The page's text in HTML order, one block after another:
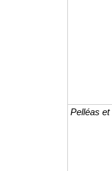
Pelléas